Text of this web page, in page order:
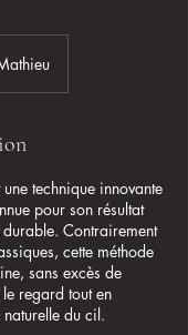
une technique innovante
pour son résultat
Contrairement
cette méthode
sans excès de
regard tout en
naturelle du cil.